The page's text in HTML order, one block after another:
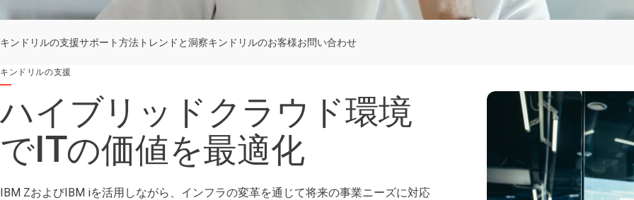
キンドリルの支援サポート方法 トレンドと洞察キンドリルのお客様お問い合わせ
キンドリルの支援
ハイブリッドクラウド環境
でITの価値を最適化
IBM ZおよびIBM iを活用しながら、インフラの変革を通じて将来の事業ニーズに対応